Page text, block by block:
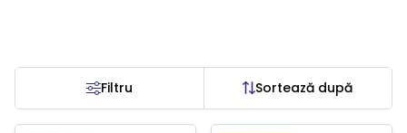
Filtru Sortează după
Epuizat Stoc Epuizat